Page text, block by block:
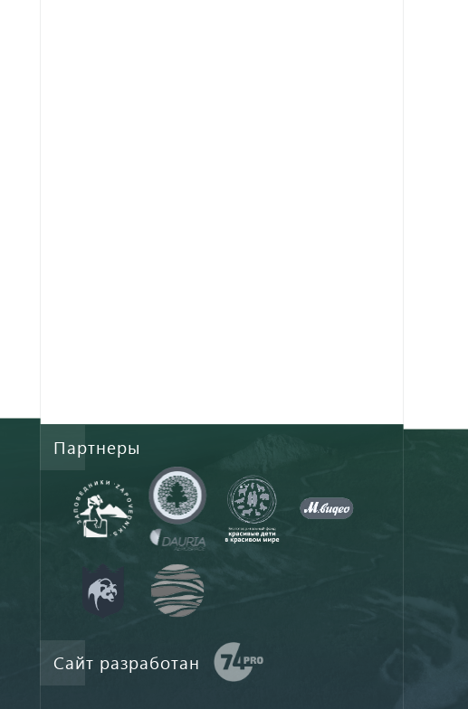
Партнеры
Сайт разработан